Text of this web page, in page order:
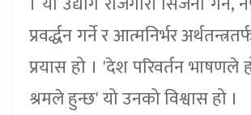
प्रवर्द्धन गर्ने र आत्मनिर्भर
प्रयास हो । 'देश परिवर्तन भाषणले
श्रमले हुन्छ' यो उनको विश्वास हो ।